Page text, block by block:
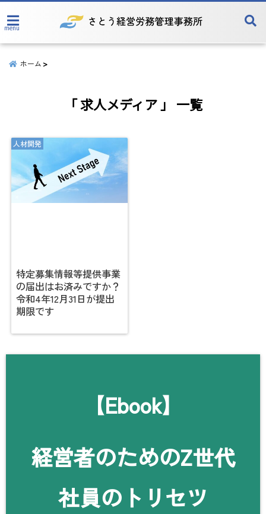
menu
ホーム
「 求人メディア 」 一覧
人材開発
特定募集情報等提供事業
の届出はお済みですか？
令和4年12月31日が提出
期限です
【Ebook】
経営者のためのZ世代
社員のトリセツ